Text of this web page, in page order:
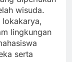
wisuda.
lokakarya,
lingkungan
serta